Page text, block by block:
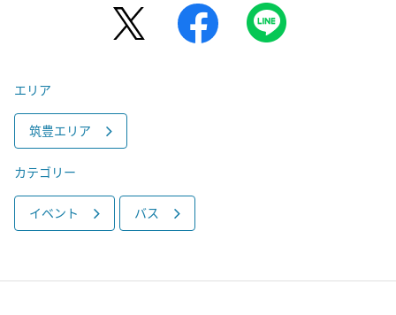
エリア
筑豊エリア
カテゴリー
イベント バス